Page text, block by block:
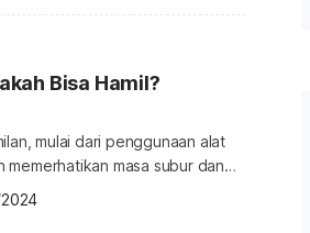
Bisa Hamil?
mulai dari penggunaan alat
masa subur dan
tetap bisa hamil meskipun
di bawah ini. Apakah